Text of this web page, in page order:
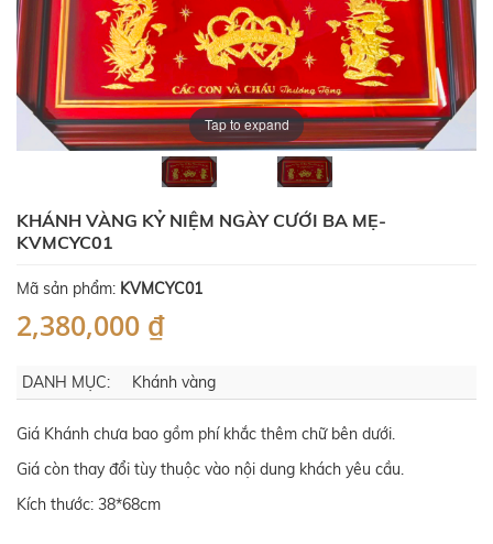
Tap to expand
KHÁNH VÀNG KỶ NIỆM NGÀY CƯỚI BA MẸ-
KVMCYC01
Mã sản phẩm: KVMCYC01
2,380,000 ₫
DANH MỤC: Khánh vàng
Giá Khánh chưa bao gồm phí khắc thêm chữ bên dưới.
Giá còn thay đổi tùy thuộc vào nội dung khách yêu cầu.
Kích thước: 38*68cm